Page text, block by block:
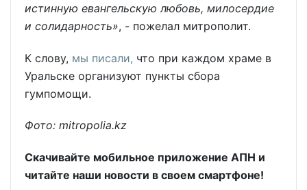
истинную евангельскую любовь, милосердие
и солидарность», - пожелал митрополит.
К слову, мы писали, что при каждом храме в
Уральске организуют пункты сбора
гумпомощи.
Фото: mitropolia.kz
Скачивайте мобильное приложение АПН и
читайте наши новости в своем смартфоне!